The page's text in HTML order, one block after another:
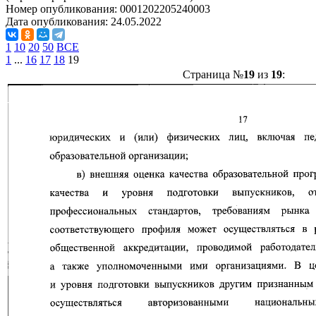
Номер опубликования: 0001202205240003
Дата опубликования: 24.05.2022
1 10 20 50 ВСЕ
1 ... 16 17 18 19
Страница №19из 19: